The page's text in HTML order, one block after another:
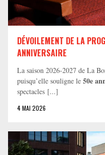
DÉVOILEMENT DE LA
ANNIVERSAIRE
La saison 2026-2027 de La
puisqu’elle souligne le 50e
spectacles [...]
4 MAI 2026